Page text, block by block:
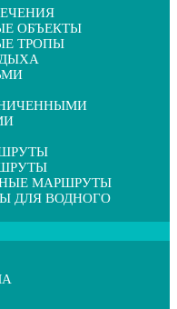
ОБЪЕКТЫ
ТРОПЫ
МАРШРУТЫ
ДЛЯ ВОДНОГО